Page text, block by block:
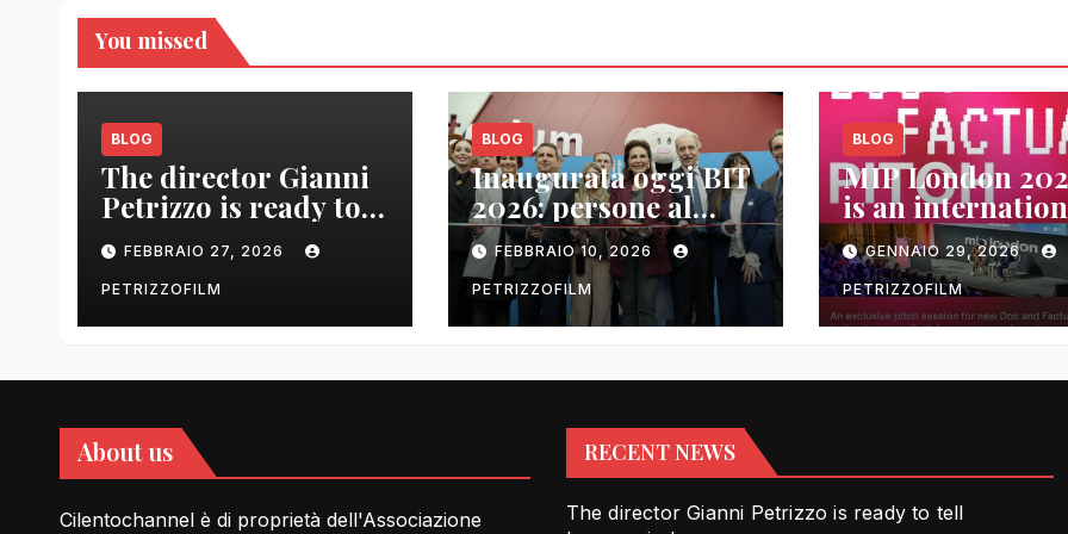
You missed
BLOG
The director Gianni
Petrizzo is ready to
tell Lessons in Love
FEBBRAIO 27, 2026
PETRIZZOFILM
BLOG
Inaugurata oggi BIT
2026: persone al
centrotra contenuti,
relazioni e business
FEBBRAIO 10, 2026
PETRIZZOFILM
BLOG
MIP London
is an
TV and
content market
GENNAIO 29, 2026
PETRIZZOFILM
About us
Cilentochannel è di proprietà dell'Associazione
RECENT NEWS
The director Gianni Petrizzo is ready to tell